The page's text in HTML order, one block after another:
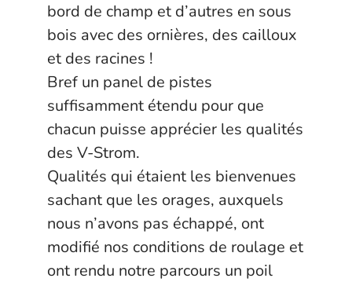
bord de champ et d’autres en sous
bois avec des ornières, des cailloux
et des racines !
Bref un panel de pistes
suffisamment étendu pour que
chacun puisse apprécier les qualités
des V-Strom.
Qualités qui étaient les bienvenues
sachant que les orages, auxquels
nous n’avons pas échappé, ont
modifié nos conditions de roulage et
ont rendu notre parcours un poil